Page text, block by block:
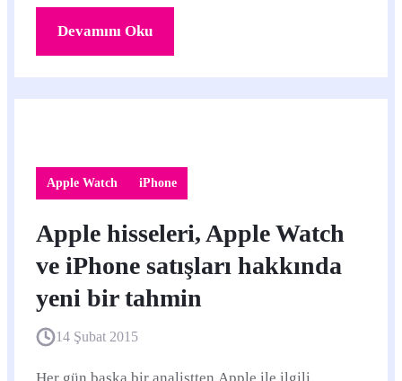
Devamını Oku
Apple Watch iPhone
Apple hisseleri, Apple Watch
ve iPhone satışları hakkında
yeni bir tahmin
14 Şubat 2015